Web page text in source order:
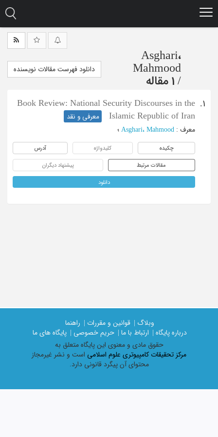
Asghari،
Mahmood
/ 1 مقاله
دانلود فهرست مقالات نویسنده
1.
Book Review: National Security Discourses in the
Islamic Republic of Iran
معرفی و نقد
معرف : Asghari، Mahmood ؛
چکیده کلیدواژه آدرس
مقالات مرتبط پیشنهاد دیگران
دانلود
وبلاگ | قوانین و مقررات |
راهنما
درباره پایگاه |
ارتباط با ما | حریم خصوصی |
پایگاه های ما
حقوق مادی و معنوی اين پايگاه متعلق به
مرکز تحقیقات کامپیوتری علوم اسلامی است و نشر غیرمجاز
محتوای آن پیگرد قانونی دارد.